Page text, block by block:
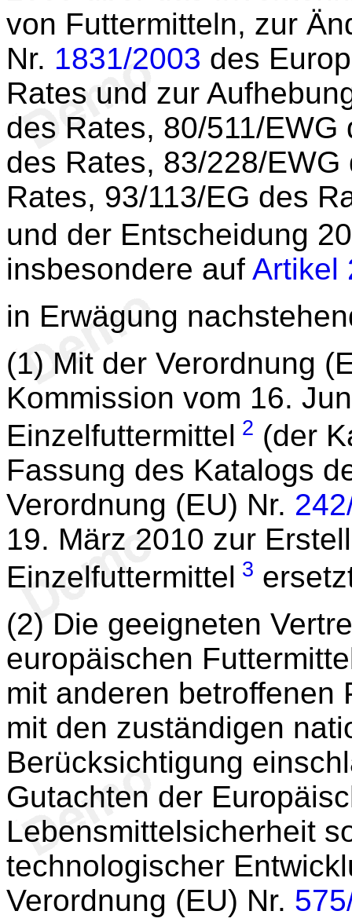
von Futtermitteln, zur
Nr. 1831/2003 des
Rates und zur
des Rates, 80/511/
des Rates, 83/228/
Rates, 93/113/EG des
und der Entscheidung
insbesondere auf Artikel
in Erwägung
(1) Mit der Verordnung
Kommission vom 16.
Einzelfuttermittel 2 (der
Fassung des Katalogs
Verordnung (EU) Nr.
19. März 2010 zur
Einzelfuttermittel 3
(2) Die geeigneten
europäischen
mit anderen betroffenen
mit den zuständigen
Berücksichtigung
Gutachten der
Lebensmittelsicherheit
technologischer
Verordnung (EU) Nr.